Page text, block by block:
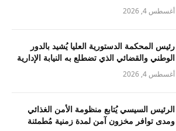
أغسطس 4, 2026
رئيس المحكمة الدستورية العليا يُشيد بالدور
الوطني والقضائي الذي تضطلع به النيابة الإدارية
أغسطس 4, 2026
الرئيس السيسي يُتابع منظومة الأمن الغذائي
ومدى توافر مخزون آمن لمدة زمنية مُطمئنة